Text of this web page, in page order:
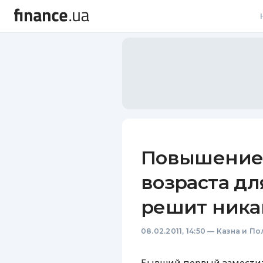
Повышение
возраста
решит
08.02.2011, 14:50 — Казна и